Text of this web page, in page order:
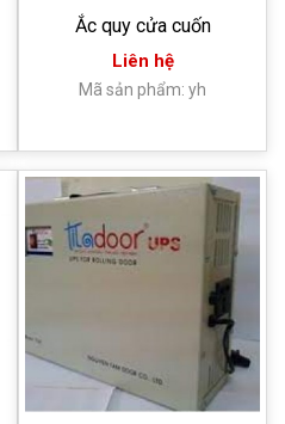
Ắc quy cửa cuốn
Liên hệ
Mã sản phẩm: yh